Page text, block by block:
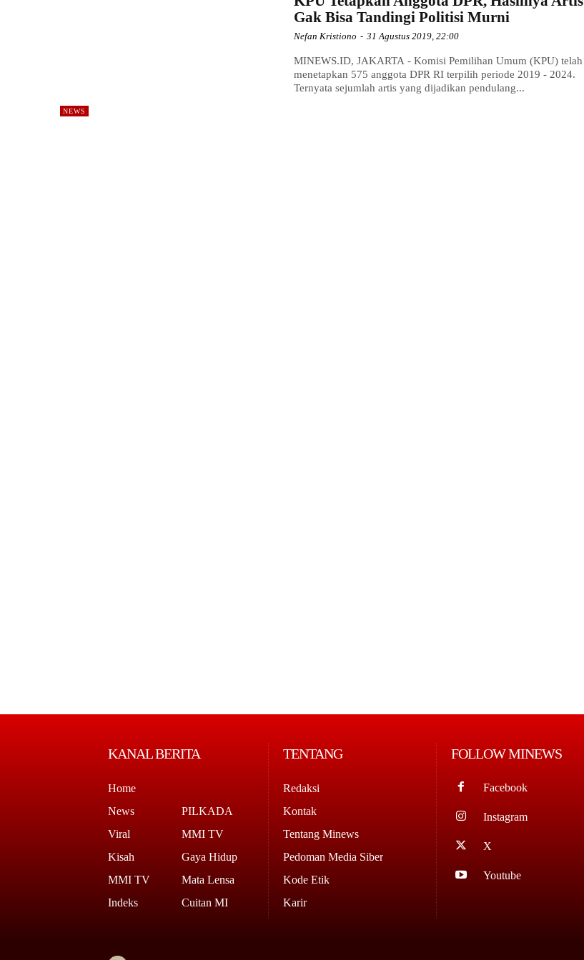
NEWS
Gak Bisa Tandingi Politisi Murni
Nefan Kristiono - 31 Agustus 2019, 22:00
MINEWS.ID, JAKARTA - Komisi Pemilihan Umum (KPU) telah
menetapkan 575 anggota DPR RI terpilih periode 2019 - 2024.
Ternyata sejumlah artis yang dijadikan pendulang...
KANAL BERITA
Home
News
Viral
Kisah
MMI TV
Indeks
PILKADA
MMI TV
Gaya Hidup
Mata Lensa
Cuitan MI
TENTANG
Redaksi
Kontak
Tentang Minews
Pedoman Media Siber
Kode Etik
Karir
FOLLOW MINEWS
Facebook
Instagram
X
Youtube